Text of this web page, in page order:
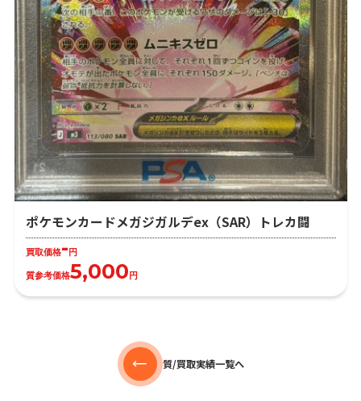
ポケモンカードメガジガルデex（SAR）トレカ闘
買取価格- 円
質参考価格5,000 円
質/買取実績一覧へ